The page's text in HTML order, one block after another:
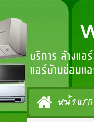
บริการ ล้างแอ
แอร์บ้านซ่อมแ
หน้าแรก